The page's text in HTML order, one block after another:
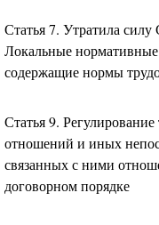
Статья 7. Утратила силу
Локальные
содержащие нормы
Статья 9.
отношений и иных
связанных с ними
договорном порядке